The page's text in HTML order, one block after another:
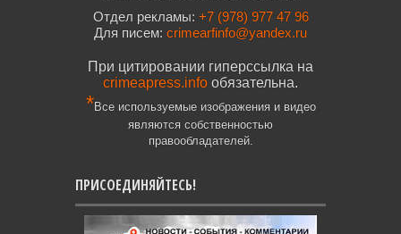
Отдел рекламы: +7 (978) 977 47 96
Для писем: crimearfinfo@yandex.ru
При цитировании гиперссылка на
crimeapress.info обязательна.
*Все используемые изображения и видео
являются собственностью
правообладателей.
ПРИСОЕДИНЯЙТЕСЬ!